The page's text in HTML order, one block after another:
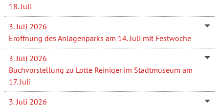
18. Juli
3. Juli 2026
Eröffnung des Anlagenparks am 14. Juli mit Festwoche
3. Juli 2026
Buchvorstellung zu Lotte Reiniger im Stadtmuseum am
17. Juli
3. Juli 2026